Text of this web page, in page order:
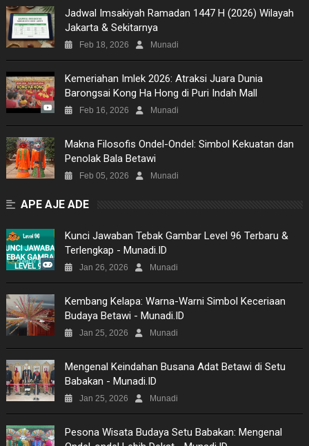
Jadwal Imsakiyah Ramadan 1447 H (2026) Wilayah
Jakarta & Sekitarnya
Feb 18, 2026 Munadi
Kemeriahan Imlek 2026: Atraksi Juara Dunia
Barongsai Kong Ha Hong di Puri Indah Mall
Feb 16, 2026 Munadi
Makna Filosofis Ondel-Ondel: Simbol Kekuatan dan
Penolak Bala Betawi
Feb 05, 2026 Munadi
APE AJE ADE
Kunci Jawaban Tebak Gambar Level 96 Terbaru &
Terlengkap - Munadi.ID
Jan 26, 2026 Munadi
Kembang Kelapa: Warna-Warni Simbol Keceriaan
Budaya Betawi - Munadi.ID
Jan 25, 2026 Munadi
Mengenal Keindahan Busana Adat Betawi di Setu
Babakan - Munadi.ID
Jan 25, 2026 Munadi
Pesona Wisata Budaya Setu Babakan: Mengenal